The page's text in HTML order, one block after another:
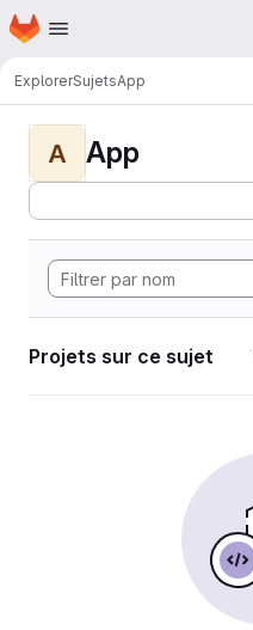
Passer au contenu principal
Page d'accueil
ExplorerSujetsApp
A App
Projets sur ce sujet